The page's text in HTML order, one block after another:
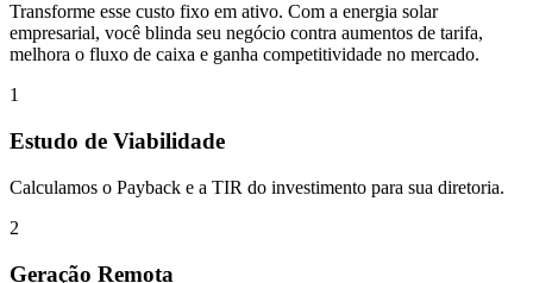
Transforme esse custo fixo em ativo. Com a energia solar
empresarial, você blinda seu negócio contra aumentos de tarifa,
melhora o fluxo de caixa e ganha competitividade no mercado.
1
Estudo de Viabilidade
Calculamos o Payback e a TIR do investimento para sua diretoria.
2
Geração Remota